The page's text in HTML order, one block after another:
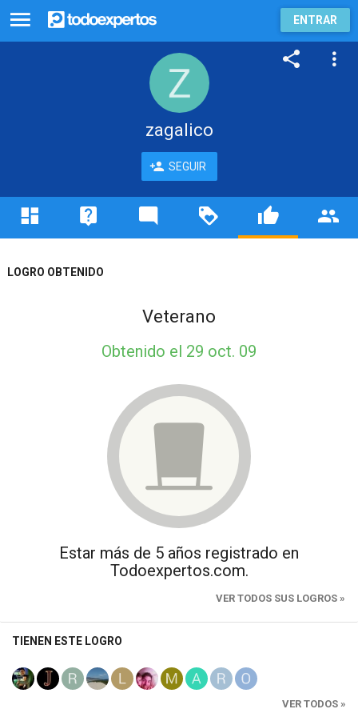
ENTRAR
zagalico
SEGUIR
LOGRO OBTENIDO
Veterano
Obtenido el 29 oct. 09
Estar más de 5 años registrado en
Todoexpertos.com.
VER TODOS SUS LOGROS »
TIENEN ESTE LOGRO
VER TODOS »